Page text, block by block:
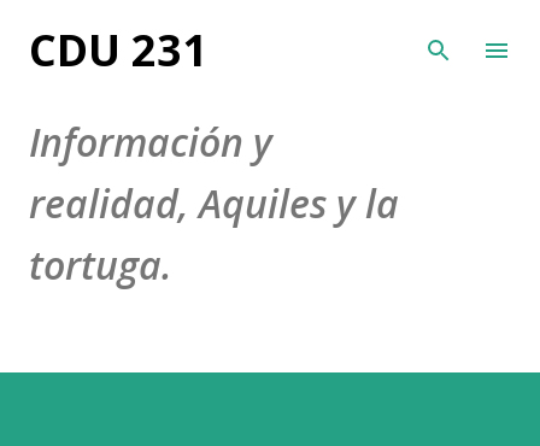
Ir al contenido principal
CDU 231
Información y
realidad, Aquiles y la
tortuga.